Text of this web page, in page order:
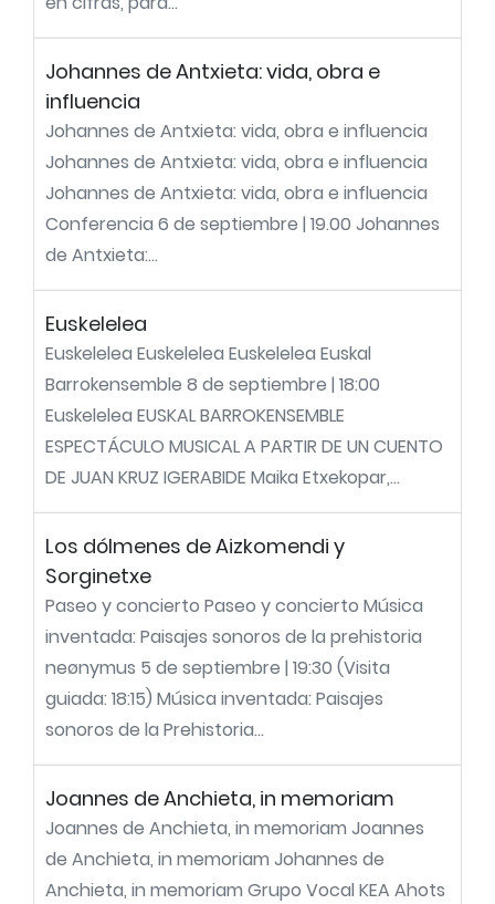
Johannes de Antxieta: vida, obra e
influencia
Johannes de Antxieta: vida, obra e influencia
Johannes de Antxieta: vida, obra e influencia
Johannes de Antxieta: vida, obra e influencia
Conferencia 6 de septiembre | 19.00 Johannes
de Antxieta:...
Euskelelea
Euskelelea Euskelelea Euskelelea Euskal
Barrokensemble 8 de septiembre | 18:00
Euskelelea EUSKAL BARROKENSEMBLE
ESPECTÁCULO MUSICAL A PARTIR DE UN CUENTO
DE JUAN KRUZ IGERABIDE Maika Etxekopar,...
Los dólmenes de Aizkomendi y
Sorginetxe
Paseo y concierto Paseo y concierto Música
inventada: Paisajes sonoros de la prehistoria
neønymus 5 de septiembre | 19:30 (Visita
guiada: 18:15) Música inventada: Paisajes
sonoros de la Prehistoria...
Joannes de Anchieta, in memoriam
Joannes de Anchieta, in memoriam Joannes
de Anchieta, in memoriam Johannes de
Anchieta, in memoriam Grupo Vocal KEA Ahots